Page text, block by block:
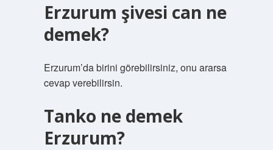
Erzurum şivesi can ne
demek?
Erzurum’da birini görebilirsiniz, onu ararsa
cevap verebilirsin.
Tanko ne demek
Erzurum?